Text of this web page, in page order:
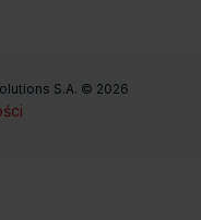
S.A. © 2026